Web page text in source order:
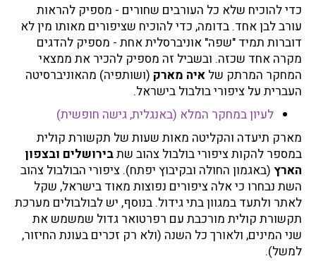
כדי להוכיח שלא כל העורבים שחורים - מספיק להראות
עורב לבן אחד. בדומה, כדי להוכיח שציפורים מאותו מין לא
דוברות תמיד "שפה" אוניברסלית אחת - מספיק להדגים
מקרה אחד שכזה. ובשביל זה מספיק להכיר את ממצאי
המחקר המרתק של איה מארק (ושותפיה) מהאוניברסיטה
העברית על ציפורי בולבול בישראל.
לעיון במחקר המלא (באנגלית, גישה חופשית)
מארק תיעדה והקליטה מאות שעות של תקשורת קולית
במספר להקות ציפורי בולבול צהוב שתבירושלים ובצפון
הארץ (באגמון החולה ובקיבוץ יפתח). ציפורי הבולבול צהוב
השת נבחרו כי אלה ציפורים נפוצות מאוד בישראל, שקל
לאתר ולתעד במגוון בתי גידול. בנוסף, יש לבולבולים מערכת
תקשורת קולית מורכבת עם רפרטואר גדול שמשמש את
שני המינים, ולאורך כל השנה (ולא רק זכרים בעונת החיזור,
למשל).